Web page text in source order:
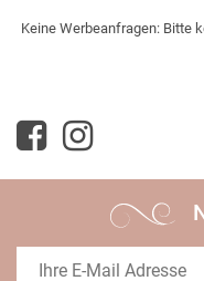
Keine Werbeanfragen: Bitte